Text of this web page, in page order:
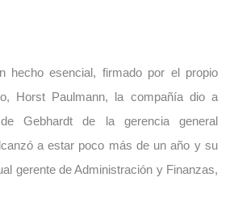
hecho esencial, firmado por el propio
Horst Paulmann, la compañía dio a
Gebhardt de la gerencia general
a estar poco más de un año y su
gerente de Administración y Finanzas,